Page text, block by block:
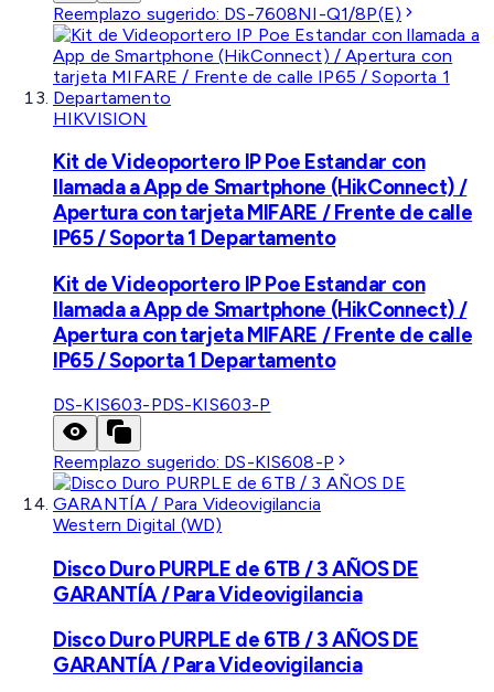
Reemplazo sugerido: DS-7608NI-Q1/8P(E)
HIKVISION
Kit de Videoportero IP Poe Estandar con
llamada a App de Smartphone (HikConnect) /
Apertura con tarjeta MIFARE / Frente de calle
IP65 / Soporta 1 Departamento
Kit de Videoportero IP Poe Estandar con
llamada a App de Smartphone (HikConnect) /
Apertura con tarjeta MIFARE / Frente de calle
IP65 / Soporta 1 Departamento
DS-KIS603-PDS-KIS603-P
Reemplazo sugerido: DS-KIS608-P
Western Digital (WD)
Disco Duro PURPLE de 6TB / 3 AÑOS DE
GARANTÍA / Para Videovigilancia
Disco Duro PURPLE de 6TB / 3 AÑOS DE
GARANTÍA / Para Videovigilancia